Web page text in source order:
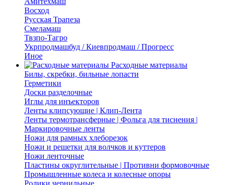
Восход
Русская Трапеза
Смеламаш
Твзпо-Тагро
Укрпродмашбуд / Киевпродмаш / Прогресс
Иное
Расходные материалы
Билы, скребки, бильные лопасти
Герметики
Доски разделочные
Иглы для инъекторов
Ленты клипсующие | Клип-Лента
Ленты термотрансферные | Фольга для тиснения |
Маркировочные ленты
Ножи для рамных хлеборезок
Ножи и решетки для волчков и куттеров
Ножи ленточные
Пластины округлительные | Противни формовочные
Промышленные колеса и колесные опоры
Ролики чернильные